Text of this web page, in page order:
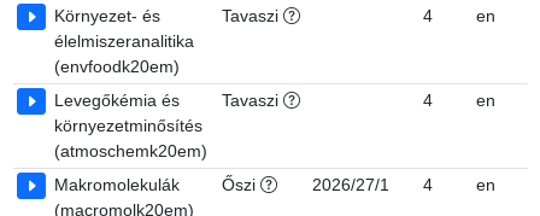
Környezet- és
élelmiszeranalitika
(envfoodk20em)
Tavaszi 4 en
Levegőkémia és
környezetminősítés
(atmoschemk20em)
Tavaszi 4 en
Makromolekulák
(macromolk20em)
Őszi 2026/27/1 4 en